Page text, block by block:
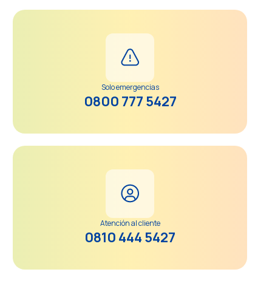
Solo emergencias
0800 777 5427
Atención al cliente
0810 444 5427